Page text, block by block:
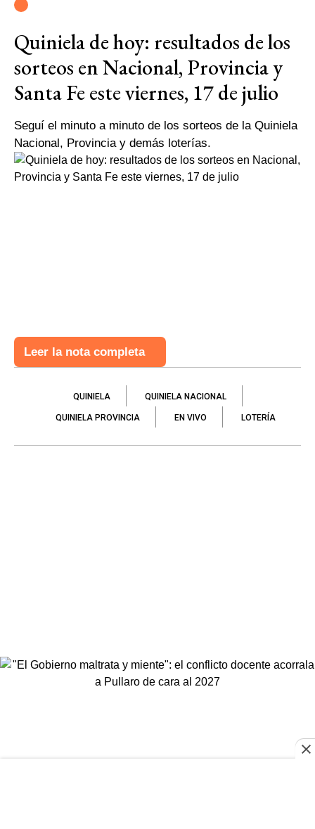
Quiniela de hoy: resultados de los
sorteos en Nacional, Provincia y
Santa Fe este viernes, 17 de julio
Seguí el minuto a minuto de los sorteos de la Quiniela
Nacional, Provincia y demás loterías.
Leer la nota completa
QUINIELA QUINIELA NACIONAL
QUINIELA PROVINCIA EN VIVO LOTERÍA